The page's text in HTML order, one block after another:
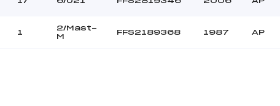
1
2/Mast-
M
FFS2189368 1987 AP